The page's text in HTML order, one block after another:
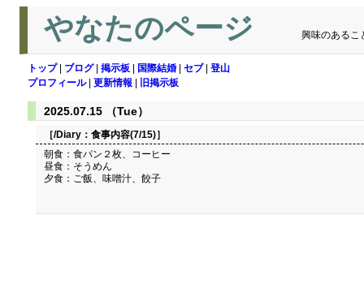
やなたのページ 興味のあるこ
トップ| ブログ| 掲示板 国際結婚 セブ| 登山
プロフィール| 更新情報 旧掲示板
2025.07.15 （Tue）
［/Diary： 食事内容(7/15)］
朝食：食パン２枚、コーヒー
昼食：そうめん
夕食：ご飯、味噌汁、餃子